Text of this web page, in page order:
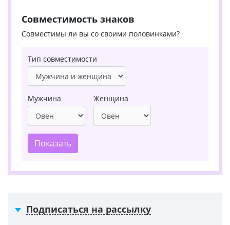
Совместимость знаков
Совместимы ли вы со своими половинками?
Тип совместимости
Мужчина Женщина
Показать
Подписаться на рассылку